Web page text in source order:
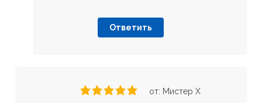
Ответить
от: Мистер Х